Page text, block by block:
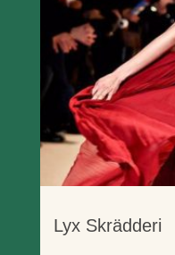
Lyx Skrädderi